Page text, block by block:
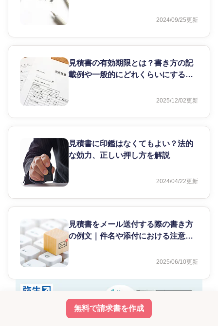
無料で請求書を作成
2024/09/25更新
見積書の有効期限とは？書き方の記
載例や一般的にどれくらいにするか
2025/12/02更新
見積書に印鑑はなくてもよい？法的
な効力、正しい押し方を解説
2024/04/22更新
見積書をメール送付する際の書き方
の例文｜件名や添付における注意点
2025/06/10更新